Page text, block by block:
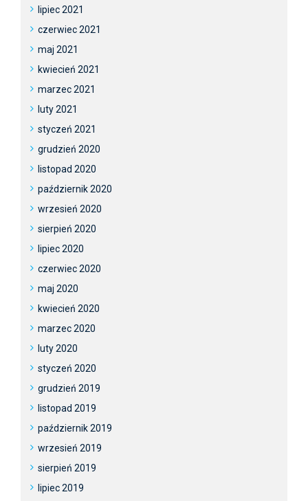
lipiec 2021
czerwiec 2021
maj 2021
kwiecień 2021
marzec 2021
luty 2021
styczeń 2021
grudzień 2020
listopad 2020
październik 2020
wrzesień 2020
sierpień 2020
lipiec 2020
czerwiec 2020
maj 2020
kwiecień 2020
marzec 2020
luty 2020
styczeń 2020
grudzień 2019
listopad 2019
październik 2019
wrzesień 2019
sierpień 2019
lipiec 2019